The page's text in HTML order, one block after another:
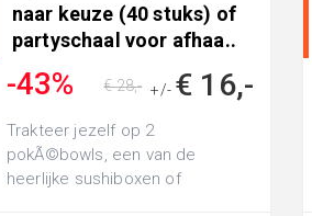
naar keuze (40 stuks) of
partyschaal voor afhaa..
-43% +/- € 16,-
€ 28,-
Trakteer jezelf op 2
pokÃ©bowls, een van de
heerlijke sushiboxen of